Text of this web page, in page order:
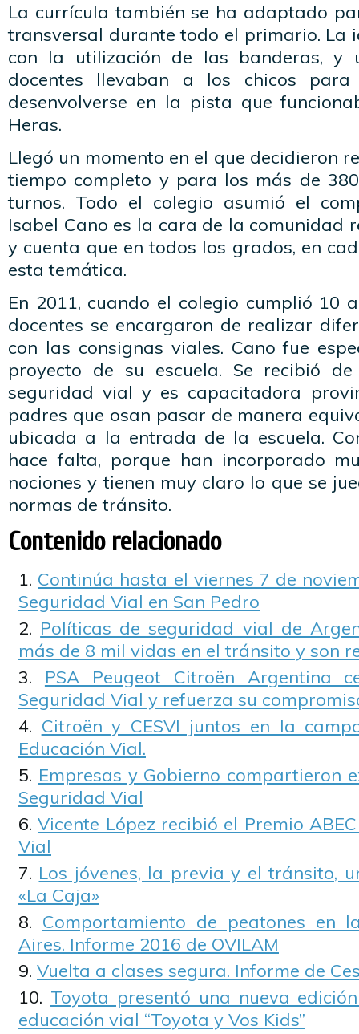
La currícula también se ha adaptado
transversal durante todo el primario. La
con la utilización de las banderas, y
docentes llevaban a los chicos
desenvolverse en la pista que
Heras.
Llegó un momento en el que decidieron
tiempo completo y para los más de
turnos. Todo el colegio asumió el
Isabel Cano es la cara de la comunidad
y cuenta que en todos los grados, en
esta temática.
En 2011, cuando el colegio cumplió 10
docentes se encargaron de realizar
con las consignas viales. Cano fue
proyecto de su escuela. Se recibió
seguridad vial y es capacitadora
padres que osan pasar de manera
ubicada a la entrada de la escuela.
hace falta, porque han incorporado
nociones y tienen muy claro lo que se
normas de tránsito.
Contenido relacionado
Continúa hasta el viernes 7 de
Seguridad Vial en San Pedro
Políticas de seguridad vial de
más de 8 mil vidas en el tránsito y son
PSA Peugeot Citroën Argentina
Seguridad Vial y refuerza su
Citroën y CESVI juntos en la
Educación Vial.
Empresas y Gobierno compartieron
Seguridad Vial
Vicente López recibió el Premio
Vial
Los jóvenes, la previa y el tránsito,
«La Caja»
Comportamiento de peatones en
Aires. Informe 2016 de OVILAM
Vuelta a clases segura. Informe de
Toyota presentó una nueva
educación vial “Toyota y Vos Kids”